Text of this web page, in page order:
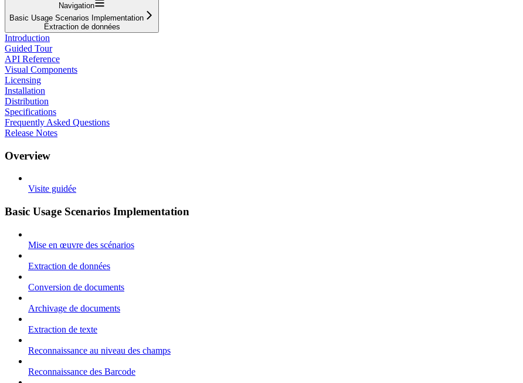
Navigation
Basic Usage Scenarios Implementation
Extraction de données
Introduction
Guided Tour
API Reference
Visual Components
Licensing
Installation
Distribution
Specifications
Frequently Asked Questions
Release Notes
Overview
Visite guidée
Basic Usage Scenarios Implementation
Mise en œuvre des scénarios
Extraction de données
Conversion de documents
Archivage de documents
Extraction de texte
Reconnaissance au niveau des champs
Reconnaissance des Barcode